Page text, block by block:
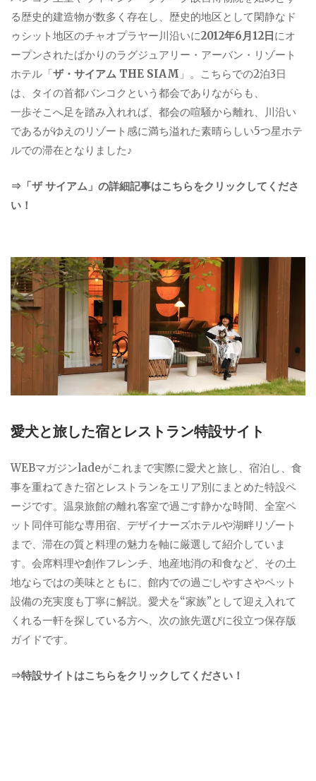
る歴史的建造物が数多く存在し、歴史的地区として閑静なド
ゥシット地区のチャオプラヤー川沿いに2012年6月12日にオ
ープンされたばかりのラグジュアリー・アーバン・リゾート
ホテル「ザ・サイアム THE SIAM 」。こちらでの2泊3日
は、タイの首都バンコクという都会でありながらも、
一歩そこへ足を踏み入れれば、都会の喧騒から離れ、川沿い
であるがゆえのリゾート感に満ち溢れた素晴らしい5つ星ホテ
ルでの滞在となりました♪
⇒「ザ サイアム」の詳細記事はこちらをクリックしてくださ
い！
愛犬と旅した宿とレストラン特設サイト
WEBマガジンladeがこれまで実際に愛犬と旅し、宿泊し、食
事を重ねてきた宿とレストランをエリア別にまとめた特設ペ
ージです。温泉旅館の離れ客室で過ごす静かな時間、全室ペ
ット同伴可能な専用宿、デザイナーズホテルや湖畔リゾート
まで、滞在の質と料理の魅力を軸に厳選して紹介していま
す。会席料理や創作フレンチ、地産地消の和食など、その土
地ならではの美味とともに、館内での過ごしやすさやペット
設備の充実度も丁寧に解説。愛犬を“家族”として迎え入れて
くれる一軒を探している方へ、次の旅先選びに役立つ保存版
ガイドです。
⇒特設サイトはこちらをクリックしてください！